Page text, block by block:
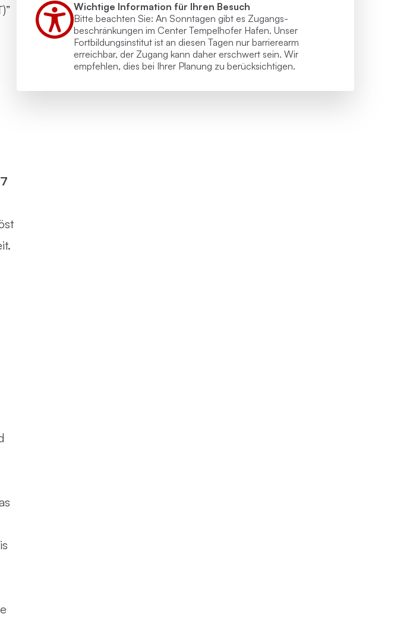
Wichtige Information für Ihren Besuch
Bitte beachten Sie: An Sonntagen gibt es Zugangs­
beschränkungen im Center Tempelhofer Hafen. Unser
Fortbildungs­institut ist an diesen Tagen nur barrierearm
erreichbar, der Zugang kann daher erschwert sein. Wir
empfehlen, dies bei Ihrer Planung zu berücksichtigen.